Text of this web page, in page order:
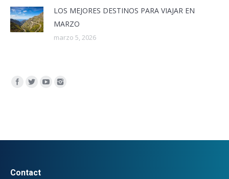
LOS MEJORES DESTINOS PARA VIAJAR EN
MARZO
marzo 5, 2026
Encuéntranos en:
Contact